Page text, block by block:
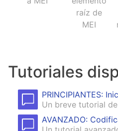
raíz de
MEI
Tutoriales
PRINCIPIANTES:
Un breve tutorial
AVANZADO: